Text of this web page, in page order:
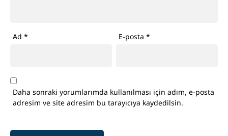
Ad * E-posta*
Daha sonraki yorumlarımda kullanılması için adım, e-posta
adresim ve site adresim bu tarayıcıya kaydedilsin.